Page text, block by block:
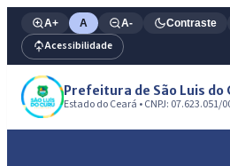
A+ A A- Contraste
Acessibilidade
Prefeitura de São Luis do
Estado do Ceará • CNPJ: 07.623.051/